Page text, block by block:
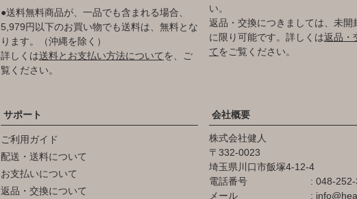
●送料無料商品が、一品でも含まれる場合、
5,979円以下のお買い物でも送料は、無料とな
ります。（沖縄を除く）
詳しくは送料とお支払い方法についてを、ご
覧ください。
い。
返品・交換につきましては、未開
に限り可能です。詳しくは返品・
てをご覧ください。
サポート
ご利用ガイド
配送・送料について
お支払いについて
返品・交換について
会社概要
株式会社健人
332-0023
埼玉県川口市飯塚4-12-4
電話番号
048-
メール